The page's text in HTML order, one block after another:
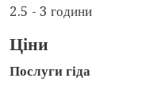
2.5 - 3 години
Ціни
Послуги гіда